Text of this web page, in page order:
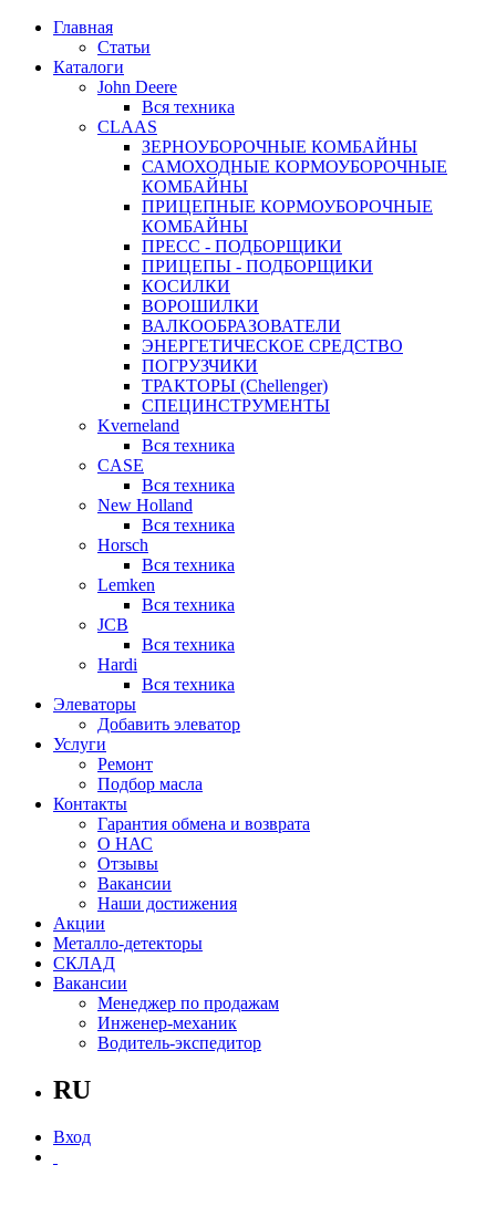
Главная
Статьи
Каталоги
John Deere
Вся техника
CLAAS
ЗЕРНОУБОРОЧНЫЕ КОМБАЙНЫ
САМОХОДНЫЕ КОРМОУБОРОЧНЫЕ
КОМБАЙНЫ
ПРИЦЕПНЫЕ КОРМОУБОРОЧНЫЕ
КОМБАЙНЫ
ПРЕСС - ПОДБОРЩИКИ
ПРИЦЕПЫ - ПОДБОРЩИКИ
КОСИЛКИ
ВОРОШИЛКИ
ВАЛКООБРАЗОВАТЕЛИ
ЭНЕРГЕТИЧЕСКОЕ СРЕДСТВО
ПОГРУЗЧИКИ
ТРАКТОРЫ (Chellenger)
СПЕЦИНСТРУМЕНТЫ
Kverneland
Вся техника
CASE
Вся техника
New Holland
Вся техника
Horsch
Вся техника
Lemken
Вся техника
JCB
Вся техника
Hardi
Вся техника
Элеваторы
Добавить элеватор
Услуги
Ремонт
Подбор масла
Контакты
Гарантия обмена и возврата
О НАС
Отзывы
Вакансии
Наши достижения
Акции
Металло-детекторы
СКЛАД
Вакансии
Менеджер по продажам
Инженер-механик
Водитель-экспедитор
RU
Вход